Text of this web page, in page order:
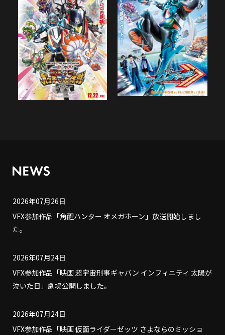
2026年07月26日
VFX参加作品「角醒ハンター オメガホーン」放送開始しまし
た。
2026年07月24日
VFX参加作品「映画 超宇宙刑事ギャバン インフィニティ 太陽が
泣いた日」劇場公開しました。
2026年07月24日
VFX参加作品「映画 仮面ライダーゼッツ さよならのミッショ